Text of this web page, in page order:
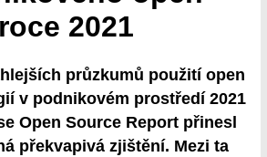
2021
průzkumů použití open
v podnikovém prostředí 2021
Open Source Report přinesl
překvapivá zjištění. Mezi ta